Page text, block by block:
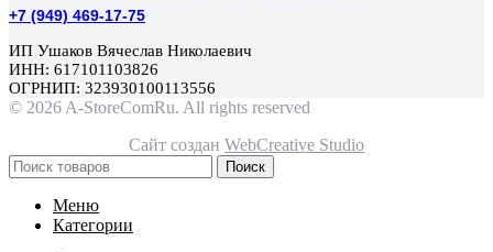
+7 (949) 469-17-75
ИП Ушаков Вячеслав Николаевич
ИНН: 617101103826
ОГРНИП: 323930100113556
© 2026 A-StoreComRu. All rights reserved
Сайт создан WebCreative Studio
Поиск
Меню
Категории